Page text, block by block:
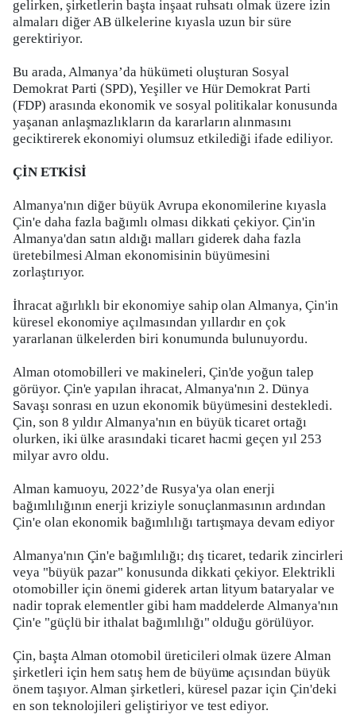
gelirken, şirketlerin başta inşaat ruhsatı olmak üzere izin
almaları diğer AB ülkelerine kıyasla uzun bir süre
gerektiriyor.
Bu arada, Almanya’da hükümeti oluşturan Sosyal
Demokrat Parti (SPD), Yeşiller ve Hür Demokrat Parti
(FDP) arasında ekonomik ve sosyal politikalar konusunda
yaşanan anlaşmazlıkların da kararların alınmasını
geciktirerek ekonomiyi olumsuz etkilediği ifade ediliyor.
ÇİN ETKİSİ
Almanya'nın diğer büyük Avrupa ekonomilerine kıyasla
Çin'e daha fazla bağımlı olması dikkati çekiyor. Çin'in
Almanya'dan satın aldığı malları giderek daha fazla
üretebilmesi Alman ekonomisinin büyümesini
zorlaştırıyor.
İhracat ağırlıklı bir ekonomiye sahip olan Almanya, Çin'in
küresel ekonomiye açılmasından yıllardır en çok
yararlanan ülkelerden biri konumunda bulunuyordu.
Alman otomobilleri ve makineleri, Çin'de yoğun talep
görüyor. Çin'e yapılan ihracat, Almanya'nın 2. Dünya
Savaşı sonrası en uzun ekonomik büyümesini destekledi.
Çin, son 8 yıldır Almanya'nın en büyük ticaret ortağı
olurken, iki ülke arasındaki ticaret hacmi geçen yıl 253
milyar avro oldu.
Alman kamuoyu, 2022’de Rusya'ya olan enerji
bağımlılığının enerji kriziyle sonuçlanmasının ardından
Çin'e olan ekonomik bağımlılığı tartışmaya devam ediyor
Almanya'nın Çin'e bağımlılığı; dış ticaret, tedarik zincirleri
veya "büyük pazar" konusunda dikkati çekiyor. Elektrikli
otomobiller için önemi giderek artan lityum bataryalar ve
nadir toprak elementler gibi ham maddelerde Almanya'nın
Çin'e "güçlü bir ithalat bağımlılığı" olduğu görülüyor.
Çin, başta Alman otomobil üreticileri olmak üzere Alman
şirketleri için hem satış hem de büyüme açısından büyük
önem taşıyor. Alman şirketleri, küresel pazar için Çin'deki
en son teknolojileri geliştiriyor ve test ediyor.